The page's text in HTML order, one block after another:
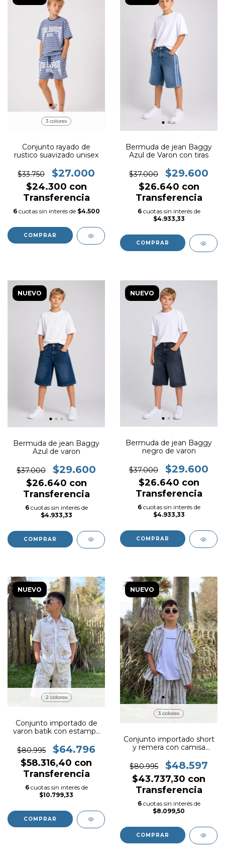
3 colores
Conjunto rayado de
rustico suavizado unisex
$33.750 $27.000
$24.300 con
Transferencia
6 cuotas sin interés de $4.500
COMPRAR
Bermuda de jean Baggy
Azul de Varon con tiras
$37.000 $29.600
$26.640 con
Transferencia
6 cuotas sin interés de
$4.933,33
COMPRAR
NUEVO
Bermuda de jean Baggy
Azul de varon
$37.000 $29.600
$26.640 con
Transferencia
6 cuotas sin interés de
$4.933,33
COMPRAR
NUEVO
Bermuda de jean Baggy
negro de varon
$37.000 $29.600
$26.640 con
Transferencia
6 cuotas sin interés de
$4.933,33
COMPRAR
NUEVO
2 colores
Conjunto importado de
varon batik con estampa
$80.995
$64.796
$58.316,40 con
Transferencia
6 cuotas sin interés de
$10.799,33
COMPRAR
NUEVO
3 colores
Conjunto importado short
y remera con camisa
$80.995
$48.597
$43.737,30 con
Transferencia
6 cuotas sin interés de
$8.099,50
COMPRAR